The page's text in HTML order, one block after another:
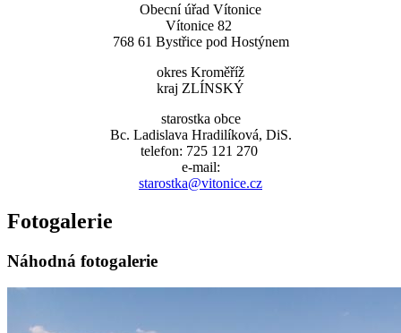
Obecní úřad Vítonice
Vítonice 82
768 61 Bystřice pod Hostýnem
okres Kroměříž
kraj ZLÍNSKÝ
starostka obce
Bc. Ladislava Hradilíková, DiS.
telefon: 725 121 270
e-mail:
starostka@vitonice.cz
Fotogalerie
Náhodná fotogalerie